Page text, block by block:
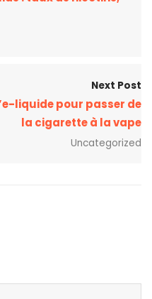
Next Post
liquide pour passer de
la cigarette à la vape
Uncategorized